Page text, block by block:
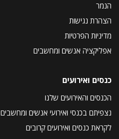
הנמר
הצהרת נגישות
מדיניות הפרטיות
אפליקציה אנשים ומחשבים
כנסים ואירועים
הכנסים והאירועים שלנו
נצפיתם בכנסי ואירועי אנשים ומחשבים
לקראת כנסים ואירועים קרובים